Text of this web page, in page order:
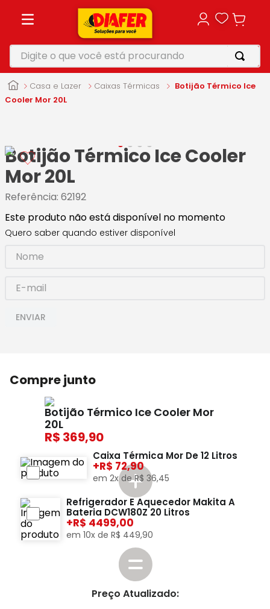
Digite o que você está procurando
Casa e Lazer Caixas Térmicas
Botijão Térmico Ice
Cooler Mor 20L
Botijão Térmico Ice Cooler
Mor 20L
Referência: 62192
Este produto não está disponível no momento
Quero saber quando estiver disponível
ENVIAR
Compre junto
Botijão Térmico Ice Cooler Mor
20L
369,90
Caixa Térmica Mor De 12 Litros
+ 72,90
em 2x deR$ 36,45
Refrigerador E Aquecedor Makita A
Bateria DCW180Z 20 Litros
+ 4499,00
em10x deR$ 449,90
Preço Atualizado:
4º
furadeira